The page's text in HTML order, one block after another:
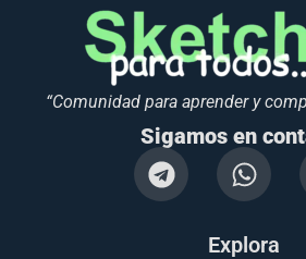
“Comunidad para aprender y
Sigamos en
Explora